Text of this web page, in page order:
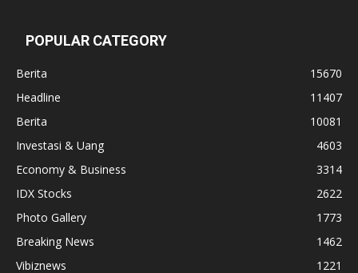
POPULAR CATEGORY
Berita
15670
Headline
11407
Berita
10081
Investasi & Uang
4603
Economy & Business
3314
IDX Stocks
2622
Photo Gallery
1773
Breaking News
1462
Vibiznews
1221